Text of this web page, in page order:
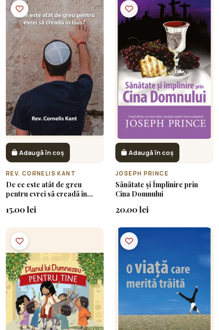
Adaugă în coș
REV. CORNELIS KANT
De ce este atât de greu
pentru evrei să creadă în
15.00 lei
Adaugă în coș
JOSEPH PRINCE
Sănătate și Împlinire prin
Cina Domnului
20.00 lei